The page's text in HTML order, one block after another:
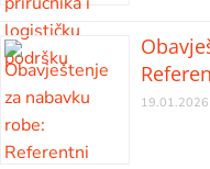
19.01.2026